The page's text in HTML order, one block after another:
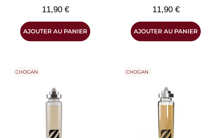
Prix
11,90 €
AJOUTER AU PANIER
Prix
11,90 €
AJOUTER AU PANIER
CHOGAN CHOGAN